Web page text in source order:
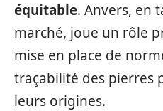
équitable. Anvers, en
marché, joue un rôle
mise en place de
traçabilité des pierres
leurs origines.